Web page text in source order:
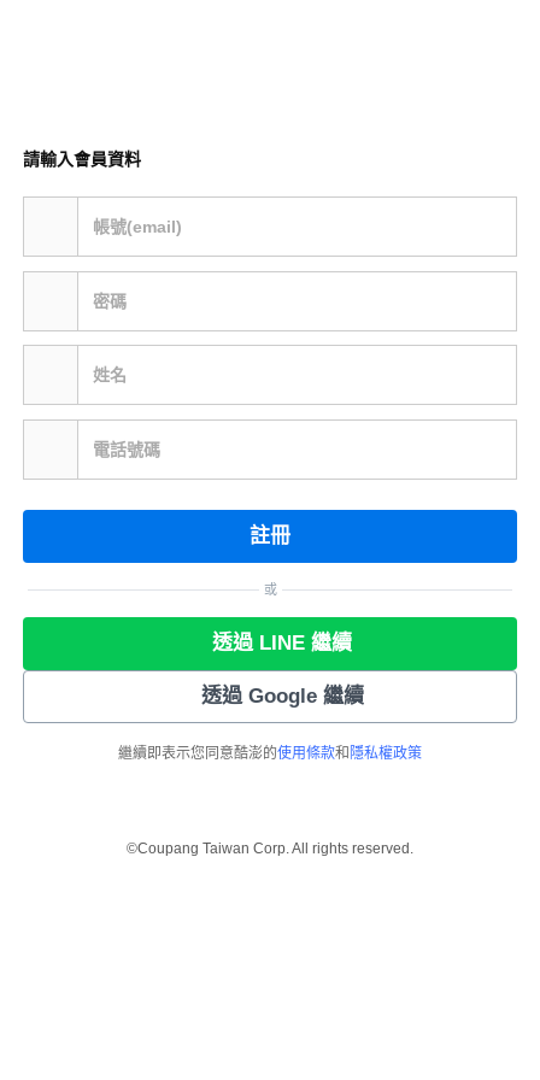
請輸入會員資料
帳號(email)
密碼
姓名
電話號碼
註冊
或
透過 LINE 繼續
透過 Google 繼續
繼續即表示您同意酷澎的使用條款和 隱私權政策
©Coupang Taiwan Corp. All rights reserved.